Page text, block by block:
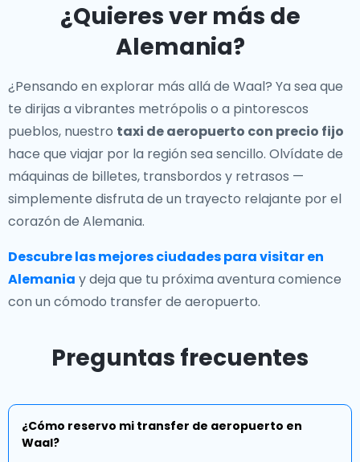
¿Quieres ver más de
Alemania?
¿Pensando en explorar más allá de Waal? Ya sea que
te dirijas a vibrantes metrópolis o a pintorescos
pueblos, nuestro taxi de aeropuerto con precio fijo
hace que viajar por la región sea sencillo. Olvídate de
máquinas de billetes, transbordos y retrasos —
simplemente disfruta de un trayecto relajante por el
corazón de Alemania.
Descubre las mejores ciudades para visitar en
Alemania y deja que tu próxima aventura comience
con un cómodo transfer de aeropuerto.
Preguntas frecuentes
¿Cómo reservo mi transfer de aeropuerto en
Waal?